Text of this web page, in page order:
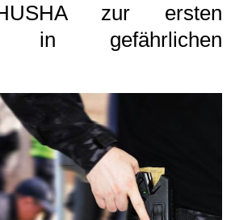
zur ersten
in gefährlichen